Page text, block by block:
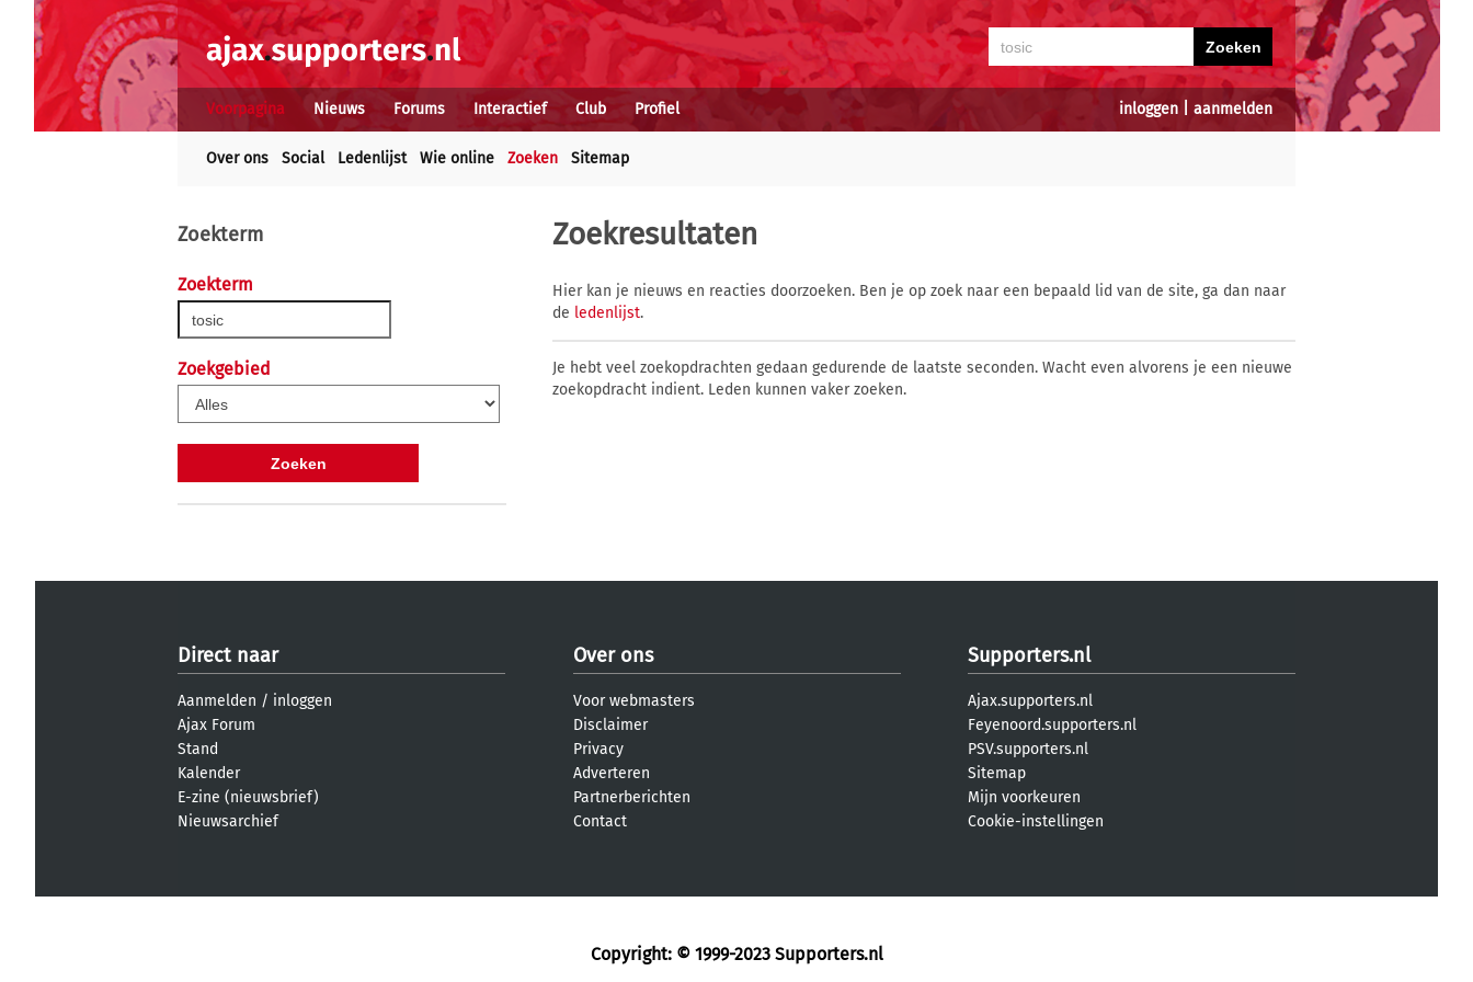
inloggen aanmelden
Voorpagina Nieuws Forums Interactief Club Profiel
Over ons Social Ledenlijst Wie online Zoeken Sitemap
Zoekterm
Zoekterm
Zoekgebied
Zoekresultaten
Hier kan je nieuws en reacties doorzoeken. Ben je op zoek naar een bepaald lid van de site, ga dan naar
de ledenlijst.
Je hebt veel zoekopdrachten gedaan gedurende de laatste seconden. Wacht even alvorens je een nieuwe
zoekopdracht indient. Leden kunnen vaker zoeken.
Direct naar
Aanmelden / inloggen
Ajax Forum
Stand
Kalender
E-zine (nieuwsbrief)
Nieuwsarchief
Over ons
Voor webmasters
Disclaimer
Privacy
Adverteren
Partnerberichten
Contact
Supporters.nl
Ajax.supporters.nl
Feyenoord.supporters.nl
PSV.supporters.nl
Sitemap
Mijn voorkeuren
Cookie-instellingen
Copyright: © 1999-2023 Supporters.nl